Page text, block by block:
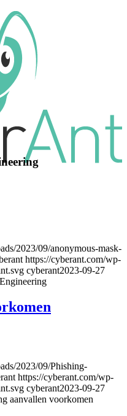
2023/09/anonymous-mask-
https://cyberant.com/wp-
cyberant2023-09-27
2023/09/Phishing-
https://cyberant.com/wp-
cyberant2023-09-27
aanvallen voorkomen